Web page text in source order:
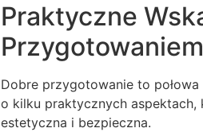
Praktyczne
Dobre przygotowanie to
o kilku praktycznych aspektach,
estetyczna i bezpieczna.